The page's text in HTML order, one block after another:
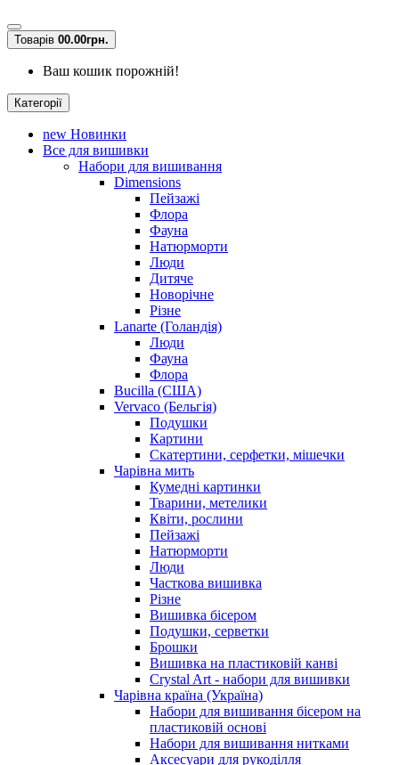
Товарів 00.00грн.
Ваш кошик порожній!
Категорії
new Новинки
Все для вишивки
Набори для вишивання
Dimensions
Пейзажі
Флора
Фауна
Натюрморти
Люди
Дитяче
Новорічне
Різне
Lanarte (Голандія)
Люди
Фауна
Флора
Bucilla (США)
Vervaco (Бельгія)
Подушки
Картини
Скатертини, серфетки, мішечки
Чарiвна мить
Кумедні картинки
Тварини, метелики
Квіти, рослини
Пейзажі
Натюрморти
Люди
Часткова вишивка
Різне
Вишивка бісером
Подушки, серветки
Брошки
Вишивка на пластиковій канві
Crystal Art - набори для вишивки
Чарівна країна (Україна)
Набори для вишивання бісером на
пластиковій основі
Набори для вишивання нитками
Аксесуари для рукоділля